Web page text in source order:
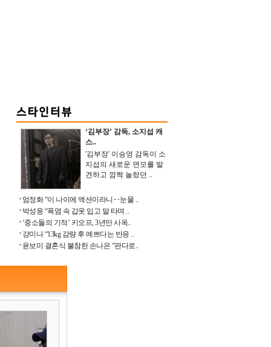
‘김부장’ 감독, 소지섭 캐
스..
'김부장' 이승영 감독이 소
지섭의 새로운 면모를 발
견하고 깜짝 놀랐던 ..
엄정화 “이 나이에 액션이라니‥눈물 ..
박성웅 “폭염 속 갑옷 입고 말 타며 ..
‘중소돌의 기적’ 키오프, 3년만 사옥..
강미나 “13kg 감량 후 예쁘다는 반응 ..
윤보미 결혼식 불참한 손나은 “판다로..